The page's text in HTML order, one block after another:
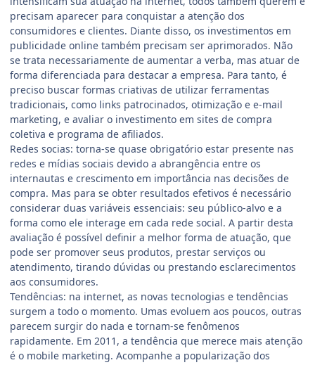
precisam aparecer para conquistar a atenção dos
consumidores e clientes. Diante disso, os investimentos em
publicidade online também precisam ser aprimorados. Não
se trata necessariamente de aumentar a verba, mas atuar de
forma diferenciada para destacar a empresa. Para tanto, é
preciso buscar formas criativas de utilizar ferramentas
tradicionais, como links patrocinados, otimização e e-mail
marketing, e avaliar o investimento em sites de compra
coletiva e programa de afiliados.
Redes socias: torna-se quase obrigatório estar presente nas
redes e mídias sociais devido a abrangência entre os
internautas e crescimento em importância nas decisões de
compra. Mas para se obter resultados efetivos é necessário
considerar duas variáveis essenciais: seu público-alvo e a
forma como ele interage em cada rede social. A partir desta
avaliação é possível definir a melhor forma de atuação, que
pode ser promover seus produtos, prestar serviços ou
atendimento, tirando dúvidas ou prestando esclarecimentos
aos consumidores.
Tendências: na internet, as novas tecnologias e tendências
surgem a todo o momento. Umas evoluem aos poucos, outras
parecem surgir do nada e tornam-se fenômenos
rapidamente. Em 2011, a tendência que merece mais atenção
é o mobile marketing. Acompanhe a popularização dos